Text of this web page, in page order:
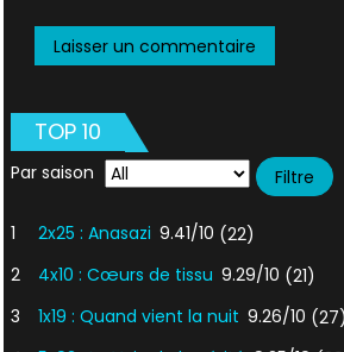
TOP 10
Par saison
1 2x25 : Anasazi 9.41/10 (22)
2
4x10 : Cœurs de tissu 9.29/10 (21)
3
1x19 : Quand vient la nuit 9.26/10 (27)